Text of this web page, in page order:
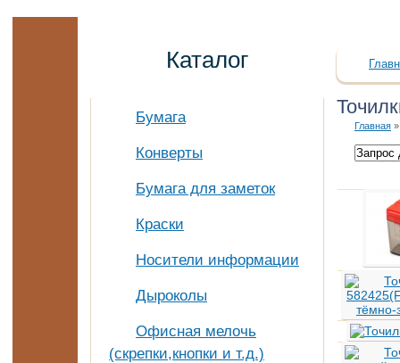
Каталог
Бумага
Конверты
Бумага для заметок
Краски
Носители информации
Дыроколы
Офисная мелочь
(скрепки,кнопки и т.д.)
Главная